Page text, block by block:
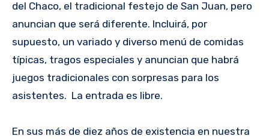
del Chaco, el tradicional festejo de San Juan, pero
anuncian que será diferente. Incluirá, por
supuesto, un variado y diverso menú de comidas
típicas, tragos especiales y anuncian que habrá
juegos tradicionales con sorpresas para los
asistentes. La entrada es libre.
En sus más de diez años de existencia en nuestra